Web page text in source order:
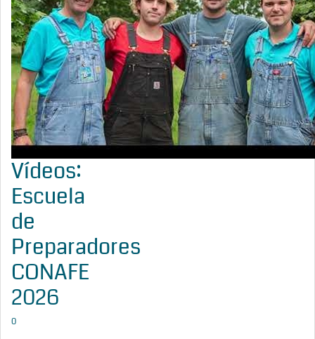
Vídeos:
Escuela
de
Preparadores
CONAFE
2026
0